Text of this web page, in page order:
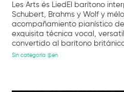
Les Arts és LiedEl barítono
Schubert, Brahms y Wolf y
acompañamiento pianístico
exquisita técnica vocal,
convertido al barítono
Sin categoría @en